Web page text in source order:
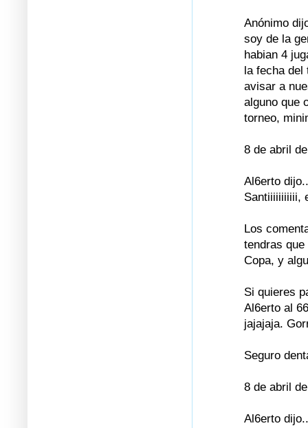
Anónimo
soy de la
habian 4
la fecha
avisar a
alguno que
torneo,
8 de abril
Al6erto
Santiiiiiiiiiii,
Los
tendras
Copa, y
Si quieres
Al6erto al
jajajaja.
Seguro
8 de abril
Al6erto